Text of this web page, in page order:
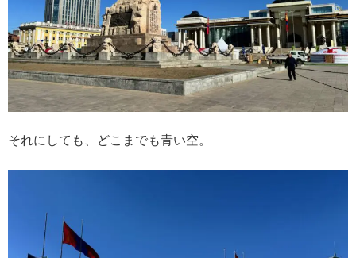
それにしても、どこまでも青い空。